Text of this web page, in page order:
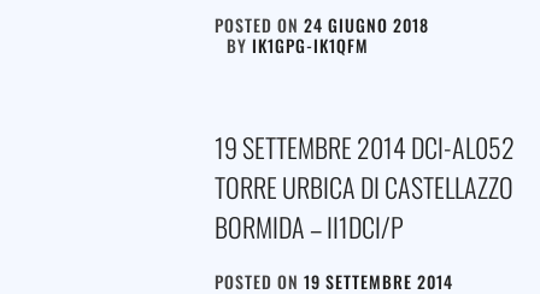
POSTED ON 24 GIUGNO 2018
BY IK1GPG-IK1QFM
19 SETTEMBRE 2014 DCI-AL052
TORRE URBICA DI CASTELLAZZO
BORMIDA – II1DCI/P
POSTED ON 19 SETTEMBRE 2014